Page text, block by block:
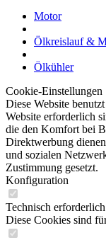
Motor
Ölkreislauf &
Ölkühler
Cookie-Einstellungen
Diese Website
Website erforderlich
die den Komfort bei
Direktwerbung
und sozialen
Zustimmung gesetzt.
Konfiguration
Technisch erforderlich
Diese Cookies sind